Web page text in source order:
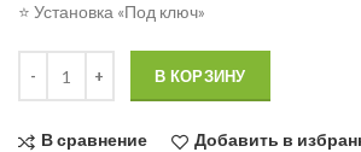
⭐ Установка «Под ключ»
В КОРЗИНУ
В сравнение Добавить в